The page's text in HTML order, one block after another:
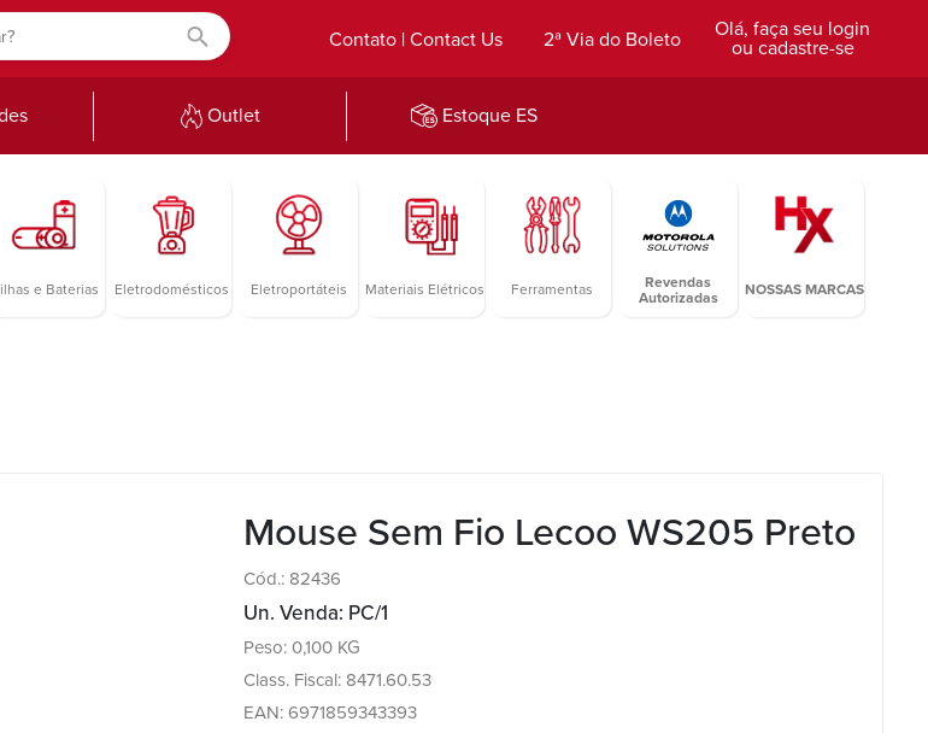
Olá, faça seu login
ou cadastre-se
2ª Via do Boleto
Contato | Contact Us
Outlet Estoque ES
e Baterias Eletrodomésticos Eletroportáteis Materiais Elétricos Ferramentas
Revendas
Autorizadas
NOSSAS MARCAS
Mouse Sem Fio Lecoo WS205 Preto
Cód.: 82436
Un. Venda: PC/1
Peso: 0,100 KG
Class. Fiscal: 8471.60.53
EAN: 6971859343393